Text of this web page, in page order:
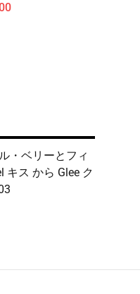
・ベリーとフィ
キス から Glee ク